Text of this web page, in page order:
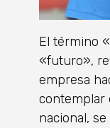
El término
«futuro»,
empresa
contemplar
nacional,